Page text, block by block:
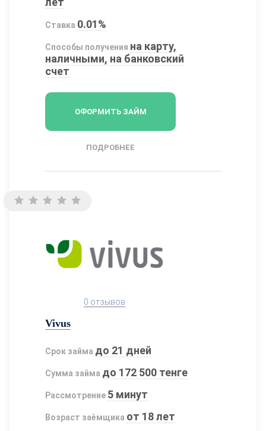
Ставка 0.01%
Способы получения на карту,
наличными, на банковский
счет
ОФОРМИТЬ ЗАЙМ
ПОДРОБНЕЕ
0 отзывов
Vivus
Срок займа до 21 дней
Сумма займа до 172 500 тенге
Рассмотрение 5 минут
Возраст заёмщика от 18 лет